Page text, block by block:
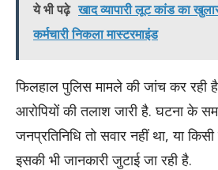
ये भी पढ़े खाद व्यापारी लूट कांड का
कर्मचारी निकला मास्टरमाइंड
फिलहाल पुलिस मामले की जांच कर रही
आरोपियों की तलाश जारी है. घटना के
जनप्रतिनिधि तो सवार नहीं था, या
इसकी भी जानकारी जुटाई जा रही है.